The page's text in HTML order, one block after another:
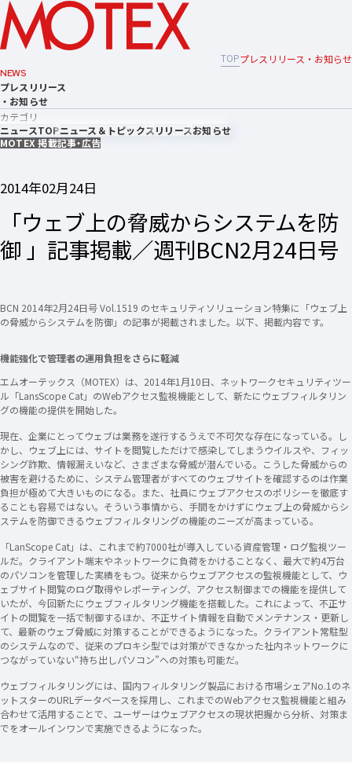
TOPプレスリリース・お知らせ
NEWS
プレスリリース
・お知らせ
カテゴリ
ニュースTOPニュース＆トピックスリリースお知らせ
MOTEX 掲載記事・広告
2014年02月24日
「ウェブ上の脅威からシステムを防
御 」記事掲載／週刊BCN2月24日号
BCN 2014年2月24日号 Vol.1519 のセキュリティソリューション特集に「ウェブ上
の脅威からシステムを防御」の記事が掲載されました。以下、掲載内容です。
機能強化で管理者の運用負担をさらに軽減
エムオーテックス（MOTEX）は、2014年1月10日、ネットワークセキュリティツー
ル「LansScope Cat」のWebアクセス監視機能として、新たにウェブフィルタリン
グの機能の提供を開始した。
現在、企業にとってウェブは業務を遂行するうえで不可欠な存在になっている。し
かし、ウェブ上には、サイトを閲覧しただけで感染してしまうウイルスや、フィッ
シング詐欺、情報漏えいなど、さまざまな脅威が潜んでいる。こうした脅威からの
被害を避けるために、システム管理者がすべてのウェブサイトを確認するのは作業
負担が極めて大きいものになる。また、社員にウェブアクセスのポリシーを徹底す
ることも容易ではない。そういう事情から、手間をかけずにウェブ上の脅威からシ
ステムを防御できるウェブフィルタリングの機能のニーズが高まっている。
「LanScope Cat」は、これまで約7000社が導入している資産管理・ログ監視ツー
ルだ。クライアント端末やネットワークに負荷をかけることなく、最大で約4万台
のパソコンを管理した実績をもつ。従来からウェブアクセスの監視機能として、ウ
ェブサイト閲覧のログ取得やレポーティング、アクセス制御までの機能を提供して
いたが、今回新たにウェブフィルタリング機能を搭載した。これによって、不正サ
イトの閲覧を一括で制御するほか、不正サイト情報を自動でメンテナンス・更新し
て、最新のウェブ脅威に対策することができるようになった。クライアント常駐型
のシステムなので、従来のプロキシ型では対策ができなかった社内ネットワークに
つながっていない“持ち出しパソコン”への対策も可能だ。
ウェブフィルタリングには、国内フィルタリング製品における市場シェアNo.1のネ
ットスターのURLデータベースを採用し、これまでのWebアクセス監視機能と組み
合わせて活用することで、ユーザーはウェブアクセスの現状把握から分析、対策ま
でをオールインワンで実施できるようになった。